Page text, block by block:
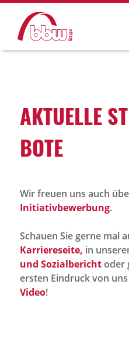
Über uns
Historie
bbw als Arbeitgeber
Jobportal
Presse und Medien
AKTU­ELLE
BOTE
Wir freuen uns auch
Initiativbewerbung.
Schauen Sie gerne mal
Karriereseite, in
und Sozialberichtoder
ersten Eindruck von
Video!